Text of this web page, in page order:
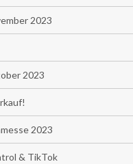
2023
2023
2023
& TikTok